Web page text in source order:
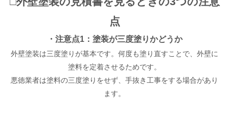
点
・注意点1：塗装が三度塗りかどうか
外壁塗装は三度塗りが基本です。何度も塗り直すことで、外壁に
塗料を定着させるためです。
悪徳業者は塗料の三度塗りをせず、手抜き工事をする場合があり
ます。